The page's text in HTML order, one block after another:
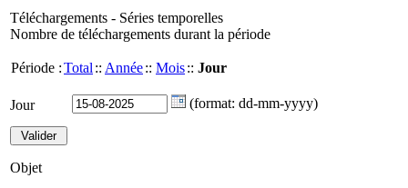
Téléchargements - Séries temporelles
Nombre de téléchargements durant la période
Période :Total :: Année:: Mois:: Jour
Jour (format: dd-mm-yyyy)
Objet